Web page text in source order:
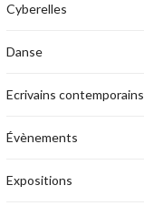
Cyberelles
Danse
Ecrivains contemporains
Évènements
Expositions